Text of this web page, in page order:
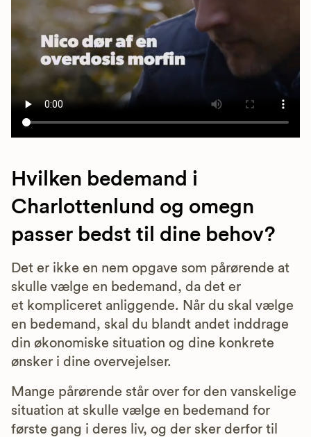
Hvilken bedemand i
Charlottenlund og omegn
passer bedst til dine behov?
Det er ikke en nem opgave som pårørende at
skulle vælge en bedemand, da det er
et kompliceret anliggende. Når du skal vælge
en bedemand, skal du blandt andet inddrage
din økonomiske situation og dine konkrete
ønsker i dine overvejelser.
Mange pårørende står over for den vanskelige
situation at skulle vælge en bedemand for
første gang i deres liv, og der sker derfor til